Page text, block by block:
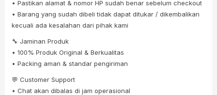
• Pastikan alamat & nomor HP sudah benar sebelum checkout
• Barang yang sudah dibeli tidak dapat ditukar / dikembalikan
kecuali ada kesalahan dari pihak kami
🔧 Jaminan Produk
• 100% Produk Original & Berkualitas
• Packing aman & standar pengiriman
💬 Customer Support
• Chat akan dibalas di jam operasional